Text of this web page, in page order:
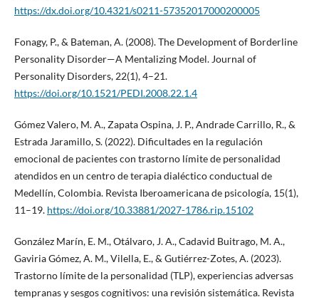
https://dx.doi.org/10.4321/s0211-57352017000200005
Fonagy, P., & Bateman, A. (2008). The Development of Borderline
Personality Disorder—A Mentalizing Model. Journal of
Personality Disorders, 22(1), 4–21.
https://doi.org/10.1521/PEDI.2008.22.1.4
Gómez Valero, M. A., Zapata Ospina, J. P., Andrade Carrillo, R., &
Estrada Jaramillo, S. (2022). Dificultades en la regulación
emocional de pacientes con trastorno límite de personalidad
atendidos en un centro de terapia dialéctico conductual de
Medellín, Colombia. Revista Iberoamericana de psicología, 15(1),
11–19. https://doi.org/10.33881/2027-1786.rip.15102
González Marín, E. M., Otálvaro, J. A., Cadavid Buitrago, M. A.,
Gaviria Gómez, A. M., Vilella, E., & Gutiérrez-Zotes, A. (2023).
Trastorno límite de la personalidad (TLP), experiencias adversas
tempranas y sesgos cognitivos: una revisión sistemática. Revista